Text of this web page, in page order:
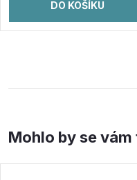
DO KOŠÍKU